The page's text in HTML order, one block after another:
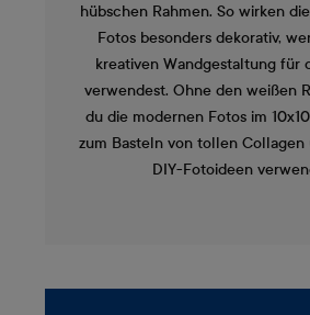
hübschen Rahmen. So wirken
Fotos besonders dekorativ,
kreativen Wandgestaltung für
verwendest. Ohne den weißen
du die modernen Fotos im
zum Basteln von tollen Collagen
DIY-Fotoideen